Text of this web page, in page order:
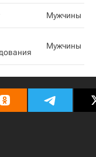
Мужчины
Мужчины